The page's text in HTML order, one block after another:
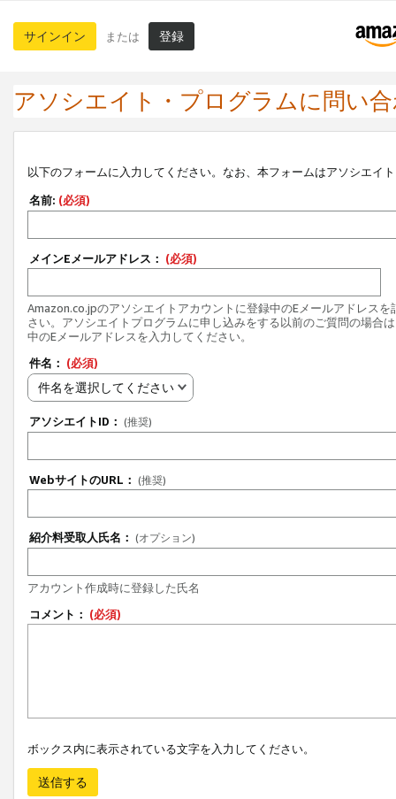
サインイン または 登録
アソシエイト・プログラムに問い
以下のフォームに入力してください。なお、本フォームはアソシエイ
名前: (必須)
メインEメールアドレス： (必須)
Amazon.co.jpのアソシエイトアカウントに登録中のEメールアドレスを
さい。アソシエイトプログラムに申し込みをする以前のご質問の場合
中のEメールアドレスを入力してください。
件名： (必須)
件名を選択してください
アソシエイトID： (推奨)
WebサイトのURL： (推奨)
紹介料受取人氏名： (オプション)
アカウント作成時に登録した氏名
コメント： (必須)
ボックス内に表示されている文字を入力してください。
送信する